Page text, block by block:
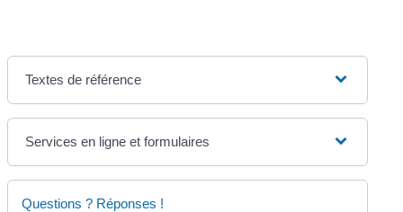
Textes de référence
Services en ligne et formulaires
Questions ? Réponses !